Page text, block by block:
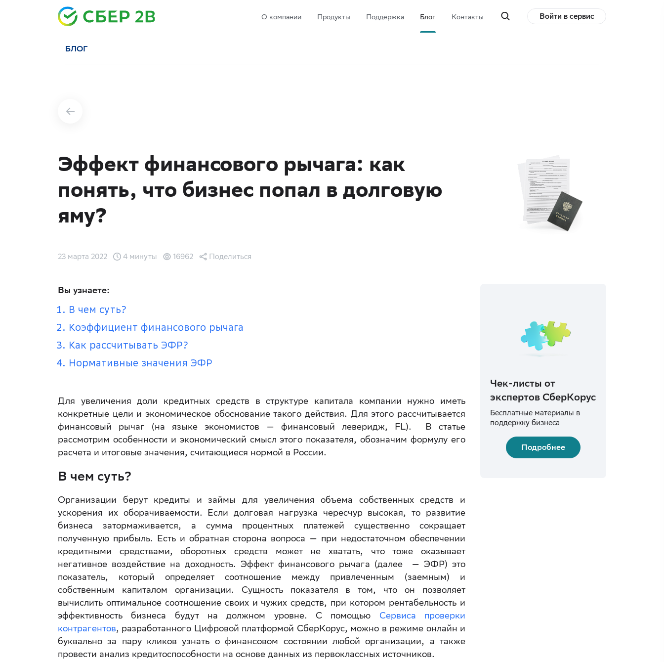
О компании Продукты Поддержка Блог Контакты Войти в сервис
БЛОГ
Эффект финансового рычага: как
понять, что бизнес попал в долговую
яму?
23 марта 2022 4 минуты 16962 Поделиться
Вы узнаете:
В чем суть?
Коэффициент финансового рычага
Как рассчитывать ЭФР?
Нормативные значения ЭФР
Для увеличения доли кредитных средств в структуре капитала компании нужно иметь
конкретные цели и экономическое обоснование такого действия. Для этого рассчитывается
финансовый рычаг (на языке экономистов — финансовый леверидж, FL). В статье
рассмотрим особенности и экономический смысл этого показателя, обозначим формулу его
расчета и итоговые значения, считающиеся нормой в России.
В чем суть?
Организации берут кредиты и займы для увеличения объема собственных средств и
ускорения их оборачиваемости. Если долговая нагрузка чересчур высокая, то развитие
бизнеса затормаживается, а сумма процентных платежей существенно сокращает
полученную прибыль. Есть и обратная сторона вопроса — при недостаточном обеспечении
кредитными средствами, оборотных средств может не хватать, что тоже оказывает
негативное воздействие на доходность. Эффект финансового рычага (далее — ЭФР) это
показатель, который определяет соотношение между привлеченным (заемным) и
собственным капиталом организации. Сущность показателя в том, что он позволяет
вычислить оптимальное соотношение своих и чужих средств, при котором рентабельность и
эффективность бизнеса будут на должном уровне. С помощью Сервиса проверки
контрагентов, разработанного Цифровой платформой СберКорус, можно в режиме онлайн и
буквально за пару кликов узнать о финансовом состоянии любой организации, а также
провести анализ кредитоспособности на основе данных из первоклассных источников.
Чек-листы от
экспертов СберКорус
Бесплатные материалы в
поддержку бизнеса
Подробнее